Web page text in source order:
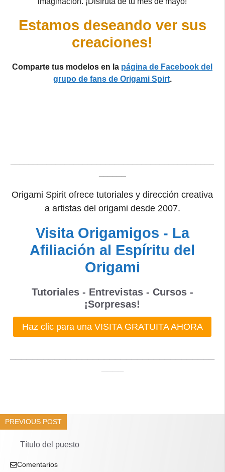
Estamos deseando ver sus
creaciones!
Comparte tus modelos en la página de Facebook del
grupo de fans de Origami Spirt.
Origami Spirit ofrece tutoriales y dirección creativa
a artistas del origami desde 2007.
Visita Origamigos - La
Afiliación al Espíritu del
Origami
Tutoriales - Entrevistas - Cursos -
¡Sorpresas!
Haz clic para una VISITA GRATUITA AHORA
PREVIOUS POST
Título del puesto
Comentarios